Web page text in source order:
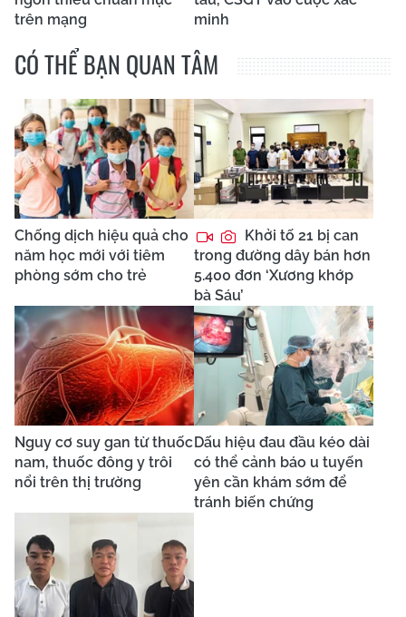
trên mạng
minh
CÓ THỂ BẠN QUAN TÂM
Chống dịch hiệu quả cho
năm học mới với tiêm
phòng sớm cho trẻ
Khởi tố 21 bị can
trong đường dây bán hơn
5.400 đơn ‘Xương khớp
bà Sáu’
Nguy cơ suy gan từ thuốc
nam, thuốc đông y trôi
nổi trên thị trường
Dấu hiệu đau đầu kéo dài
có thể cảnh báo u tuyến
yên cần khám sớm để
tránh biến chứng